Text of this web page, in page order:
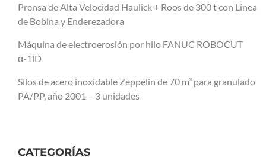
Prensa de Alta Velocidad Haulick + Roos de 300 t con Línea
de Bobina y Enderezadora
Máquina de electroerosión por hilo FANUC ROBOCUT
α-1iD
Silos de acero inoxidable Zeppelin de 70 m³ para granulado
PA/PP, año 2001 – 3 unidades
CATEGORÍAS